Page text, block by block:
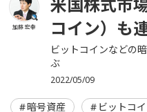
加藤 宏幸
コイン）も
ビットコインなどの
ぶ
2022/05/09
暗号資産 ビットコ